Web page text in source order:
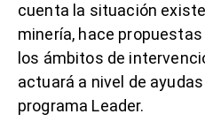
cuenta la situación
minería, hace
los ámbitos de
actuará a nivel de
programa Leader.